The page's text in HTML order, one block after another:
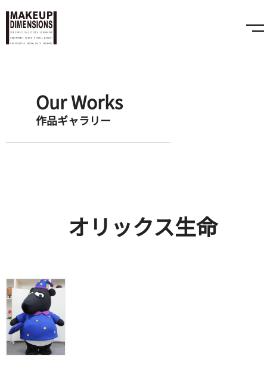
Our Works
作品ギャラリー
オリックス生命